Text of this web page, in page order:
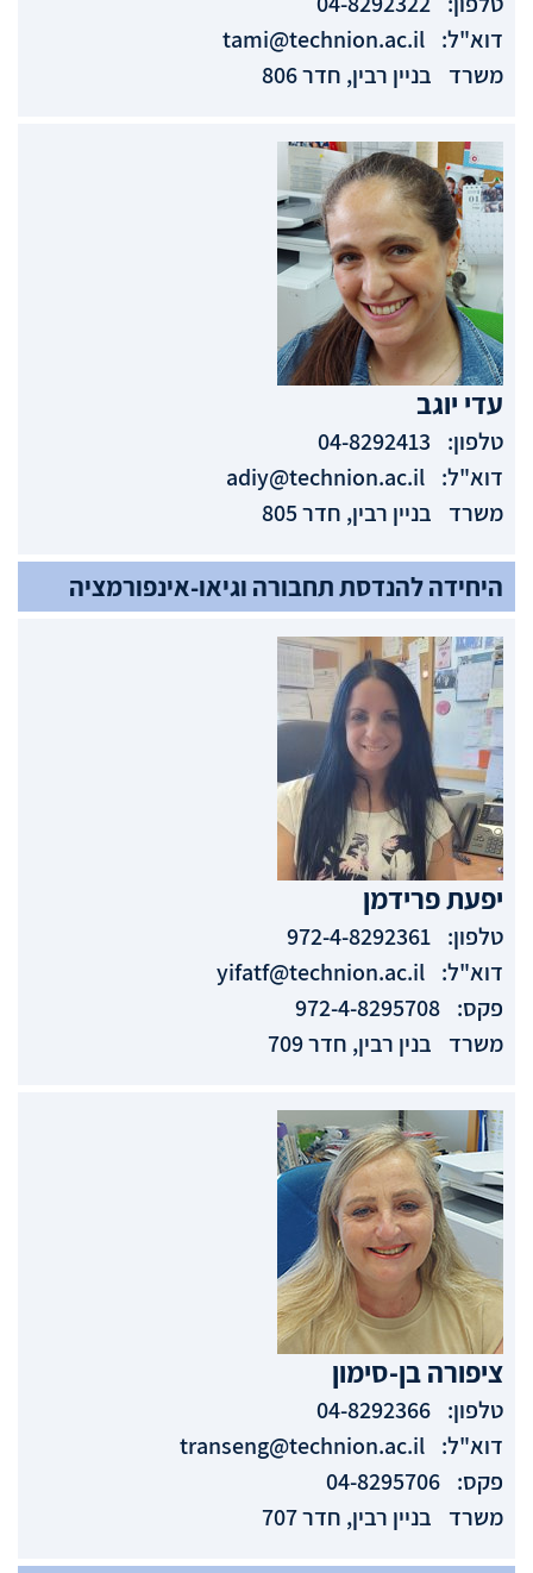
דוא"ל: tami@technion.ac.il
משרד
בניין רבין, חדר 806
עדי יוגב
טלפון:
04-8292413
דוא"ל: adiy@technion.ac.il
משרד
בניין רבין, חדר 805
היחידה להנדסת תחבורה וגיאו-אינפורמציה
יפעתפרידמן
טלפון: 972-4-8292361
דוא"ל: yifatf@technion.ac.il
פקס:
משרד
בנין רבין, חדר 709
ציפורהבן-סימון
טלפון: 04-8292366
דוא"ל: transeng@technion.ac.il
פקס:
משרד
בניין רבין, חדר 707